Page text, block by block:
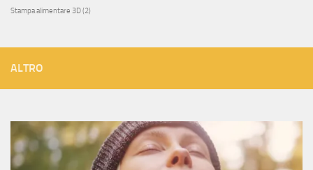
Stampa alimentare 3D(2)
ALTRO